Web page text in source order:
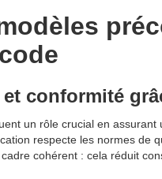
conformité
un rôle crucial en assurant
respecte les normes de
cohérent : cela réduit